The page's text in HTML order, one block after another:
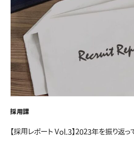
採用課
【採用レポート Vol.3】2023年を振り返っ